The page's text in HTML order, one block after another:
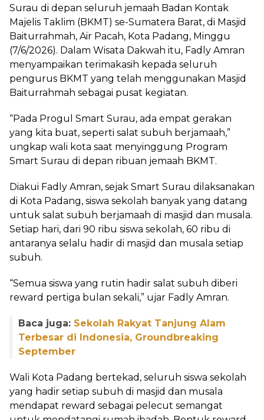
Surau di depan seluruh jemaah Badan Kontak
Majelis Taklim (BKMT) se-Sumatera Barat, di Masjid
Baiturrahmah, Air Pacah, Kota Padang, Minggu
(7/6/2026). Dalam Wisata Dakwah itu, Fadly Amran
menyampaikan terimakasih kepada seluruh
pengurus BKMT yang telah menggunakan Masjid
Baiturrahmah sebagai pusat kegiatan.
“Pada Progul Smart Surau, ada empat gerakan
yang kita buat, seperti salat subuh berjamaah,”
ungkap wali kota saat menyinggung Program
Smart Surau di depan ribuan jemaah BKMT.
Diakui Fadly Amran, sejak Smart Surau dilaksanakan
di Kota Padang, siswa sekolah banyak yang datang
untuk salat subuh berjamaah di masjid dan musala.
Setiap hari, dari 90 ribu siswa sekolah, 60 ribu di
antaranya selalu hadir di masjid dan musala setiap
subuh.
“Semua siswa yang rutin hadir salat subuh diberi
reward pertiga bulan sekali,” ujar Fadly Amran.
Baca juga: Sekolah Rakyat Tanjung Alam
Terbesar di Indonesia, Groundbreaking
September
Wali Kota Padang bertekad, seluruh siswa sekolah
yang hadir setiap subuh di masjid dan musala
mendapat reward sebagai pelecut semangat